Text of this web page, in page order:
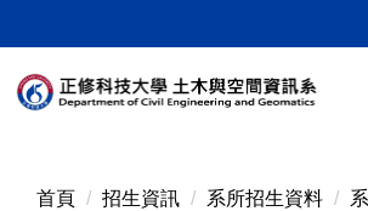
到
主
要
首頁 招生資訊 系所招生資料